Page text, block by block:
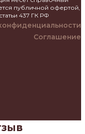
публичной офертой,
437 ГК РФ
Соглашение